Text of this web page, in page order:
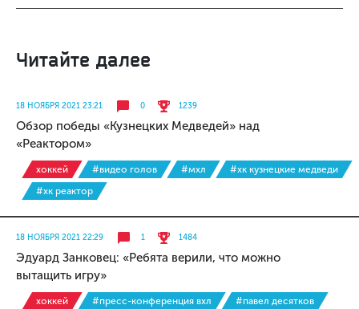
Читайте далее
18 НОЯБРЯ 2021 23:21 0 1239
Обзор победы «Кузнецких Медведей» над
«Реактором»
хоккей #видео голов #мхл
#хк кузнецкие медведи
#хк реактор
18 НОЯБРЯ 2021 22:29 1 1484
Эдуард Занковец: «Ребята верили, что можно
вытащить игру»
хоккей #пресс-конференция вхл
#павел десятков